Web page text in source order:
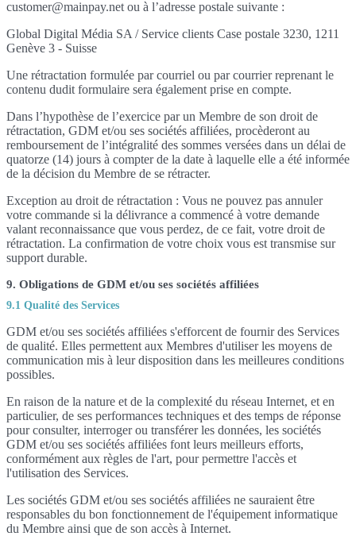
customer@mainpay.net ou à l’adresse postale suivante :
Global Digital Média SA / Service clients Case postale 3230, 1211
Genève 3 - Suisse
Une rétractation formulée par courriel ou par courrier reprenant le
contenu dudit formulaire sera également prise en compte.
Dans l’hypothèse de l’exercice par un Membre de son droit de
rétractation, GDM et/ou ses sociétés affiliées, procèderont au
remboursement de l’intégralité des sommes versées dans un délai de
quatorze (14) jours à compter de la date à laquelle elle a été informée
de la décision du Membre de se rétracter.
Exception au droit de rétractation : Vous ne pouvez pas annuler
votre commande si la délivrance a commencé à votre demande
valant reconnaissance que vous perdez, de ce fait, votre droit de
rétractation. La confirmation de votre choix vous est transmise sur
support durable.
9. Obligations de GDM et/ou ses sociétés affiliées
9.1 Qualité des Services
GDM et/ou ses sociétés affiliées s'efforcent de fournir des Services
de qualité. Elles permettent aux Membres d'utiliser les moyens de
communication mis à leur disposition dans les meilleures conditions
possibles.
En raison de la nature et de la complexité du réseau Internet, et en
particulier, de ses performances techniques et des temps de réponse
pour consulter, interroger ou transférer les données, les sociétés
GDM et/ou ses sociétés affiliées font leurs meilleurs efforts,
conformément aux règles de l'art, pour permettre l'accès et
l'utilisation des Services.
Les sociétés GDM et/ou ses sociétés affiliées ne sauraient être
responsables du bon fonctionnement de l'équipement informatique
du Membre ainsi que de son accès à Internet.